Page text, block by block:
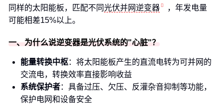
同样的太阳能板，匹配不同光伏并网逆变器
，年发电量
可能相差15%以上。
一、为什么说逆变器是光伏系统的"心脏"？
能量转换中枢 ：将太阳能板产生的直流电转为可并网的
交流电，转换效率直接影响收益
系统保护者：具备过压、欠压、反灌杂音抑制等功能，
保护电网和设备安全